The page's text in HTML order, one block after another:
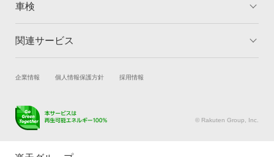
車検
トップ
車検の基礎知識 キャンペーン一覧
関連サービス
試乗・商談 新車購入
キズ修理予約
メンテナンス管理
企業情報 個人情報保護方針 採用情報
© Rakuten Group, Inc.